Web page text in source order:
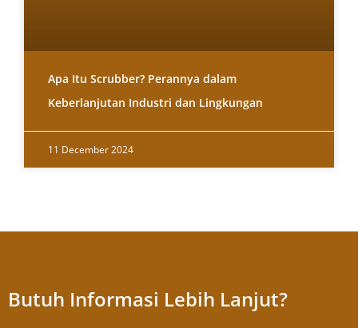
Apa Itu Scrubber? Perannya dalam
Keberlanjutan Industri dan Lingkungan
11 December 2024
Butuh Informasi Lebih Lanjut?